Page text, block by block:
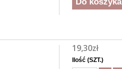
19,30zł
Ilość (SZT.)